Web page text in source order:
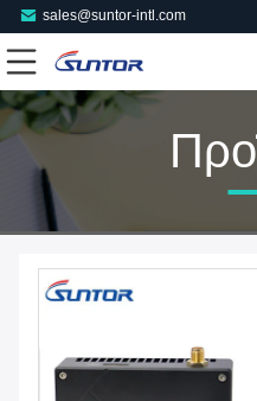
sales@suntor-intl.com